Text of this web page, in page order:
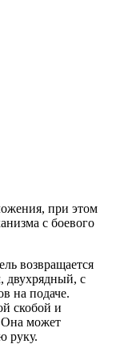
при этом
с боевого
возвращается
двухрядный, с
на подаче.
скобой и
Она может
руку.